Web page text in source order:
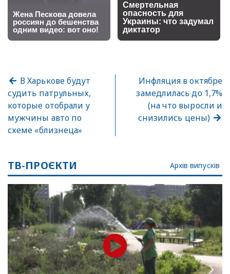
В Харькове будут
судить патрульных,
которые отобрали у
мужчины авто по
схеме «близнеца»
Инфляция в октябре
замедлилась до 1,7%
(на что выросли и
снизились цены)
ТВ-ПРОЄКТИ Архів випусків